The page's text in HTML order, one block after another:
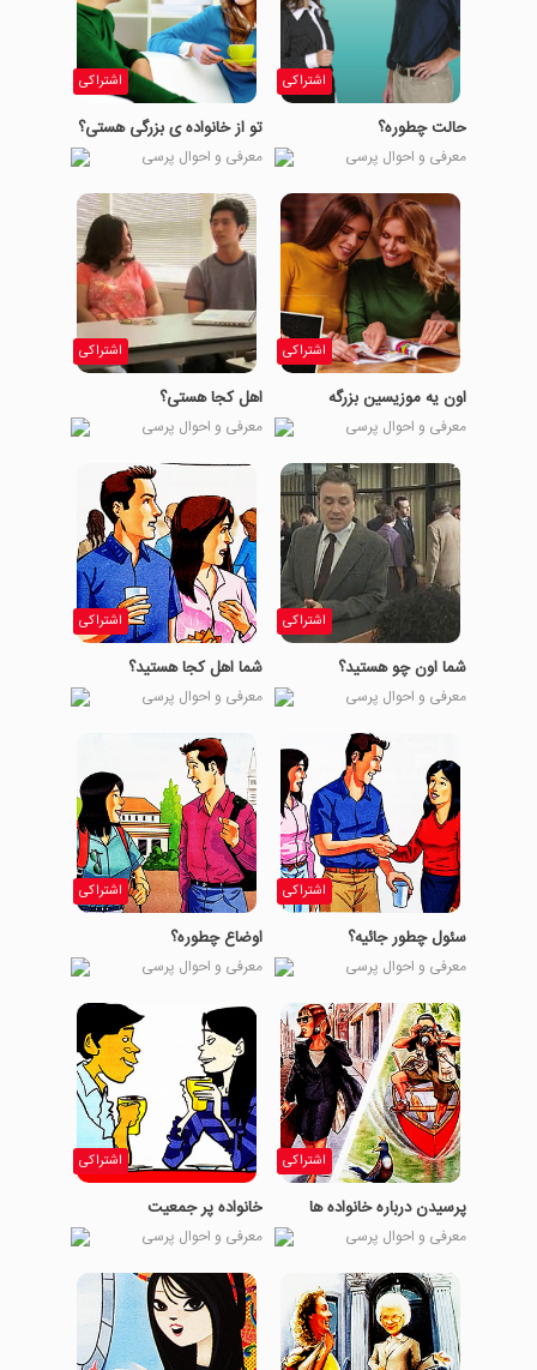
اشتراکی
حالت چطوره؟
معرفی و احوال پرسی
اشتراکی
تو از خانواده ی بزرگی هستی؟
معرفی و احوال پرسی
اشتراکی
اون یه موزیسین بزرگه
معرفی و احوال پرسی
اشتراکی
اهل کجا هستی؟
معرفی و احوال پرسی
اشتراکی
شما اون چو هستید؟
معرفی و احوال پرسی
اشتراکی
شما اهل کجا هستید؟
معرفی و احوال پرسی
اشتراکی
سئول چطور جائيه؟
معرفی و احوال پرسی
اشتراکی
اوضاع چطوره؟
معرفی و احوال پرسی
اشتراکی
پرسیدن درباره خانواده ها
معرفی و احوال پرسی
اشتراکی
خانواده پر جمعیت
معرفی و احوال پرسی